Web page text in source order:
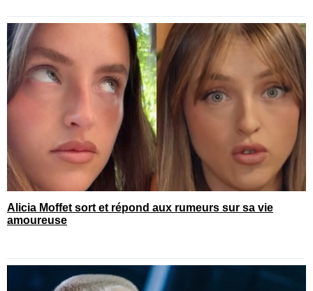
Alicia Moffet sort et répond aux rumeurs sur sa vie
amoureuse